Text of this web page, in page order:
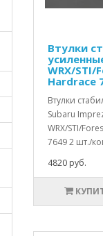
Втулки
WRX/STI/
Hardrace
Втулки
Subaru
WRX/STI/
7649 2 шт./
4820 руб.